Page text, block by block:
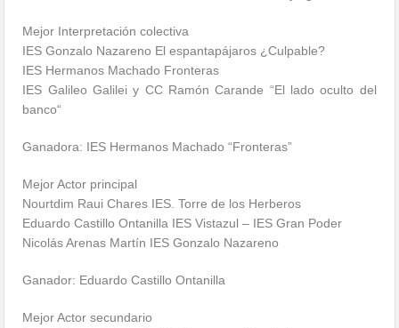
Mejor Interpretación colectiva
IES Gonzalo Nazareno El espantapájaros ¿Culpable?
IES Hermanos Machado Fronteras
IES Galileo Galilei y CC Ramón Carande “El lado oculto del
banco“
Ganadora: IES Hermanos Machado “Fronteras”
Mejor Actor principal
Nourtdim Raui Chares IES. Torre de los Herberos
Eduardo Castillo Ontanilla IES Vistazul – IES Gran Poder
Nicolás Arenas Martín IES Gonzalo Nazareno
Ganador: Eduardo Castillo Ontanilla
Mejor Actor secundario